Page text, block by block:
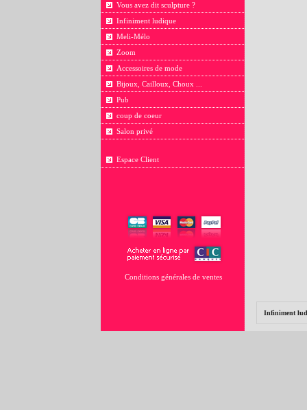
Vous avez dit sculpture ?
Infiniment ludique
Meli-Mélo
Zoom
Accessoires de mode
Bijoux, Cailloux, Choux ...
Pub
coup de coeur
Salon privé
Espace Client
Conditions générales de ventes
Infiniment